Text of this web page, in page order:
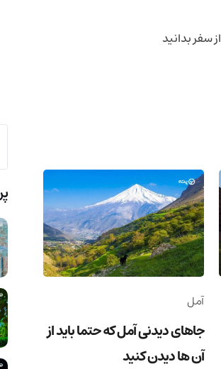
از سفر بدانید
آمل
جاهای دیدنی آمل که حتما باید از
آن ها دیدن کنید